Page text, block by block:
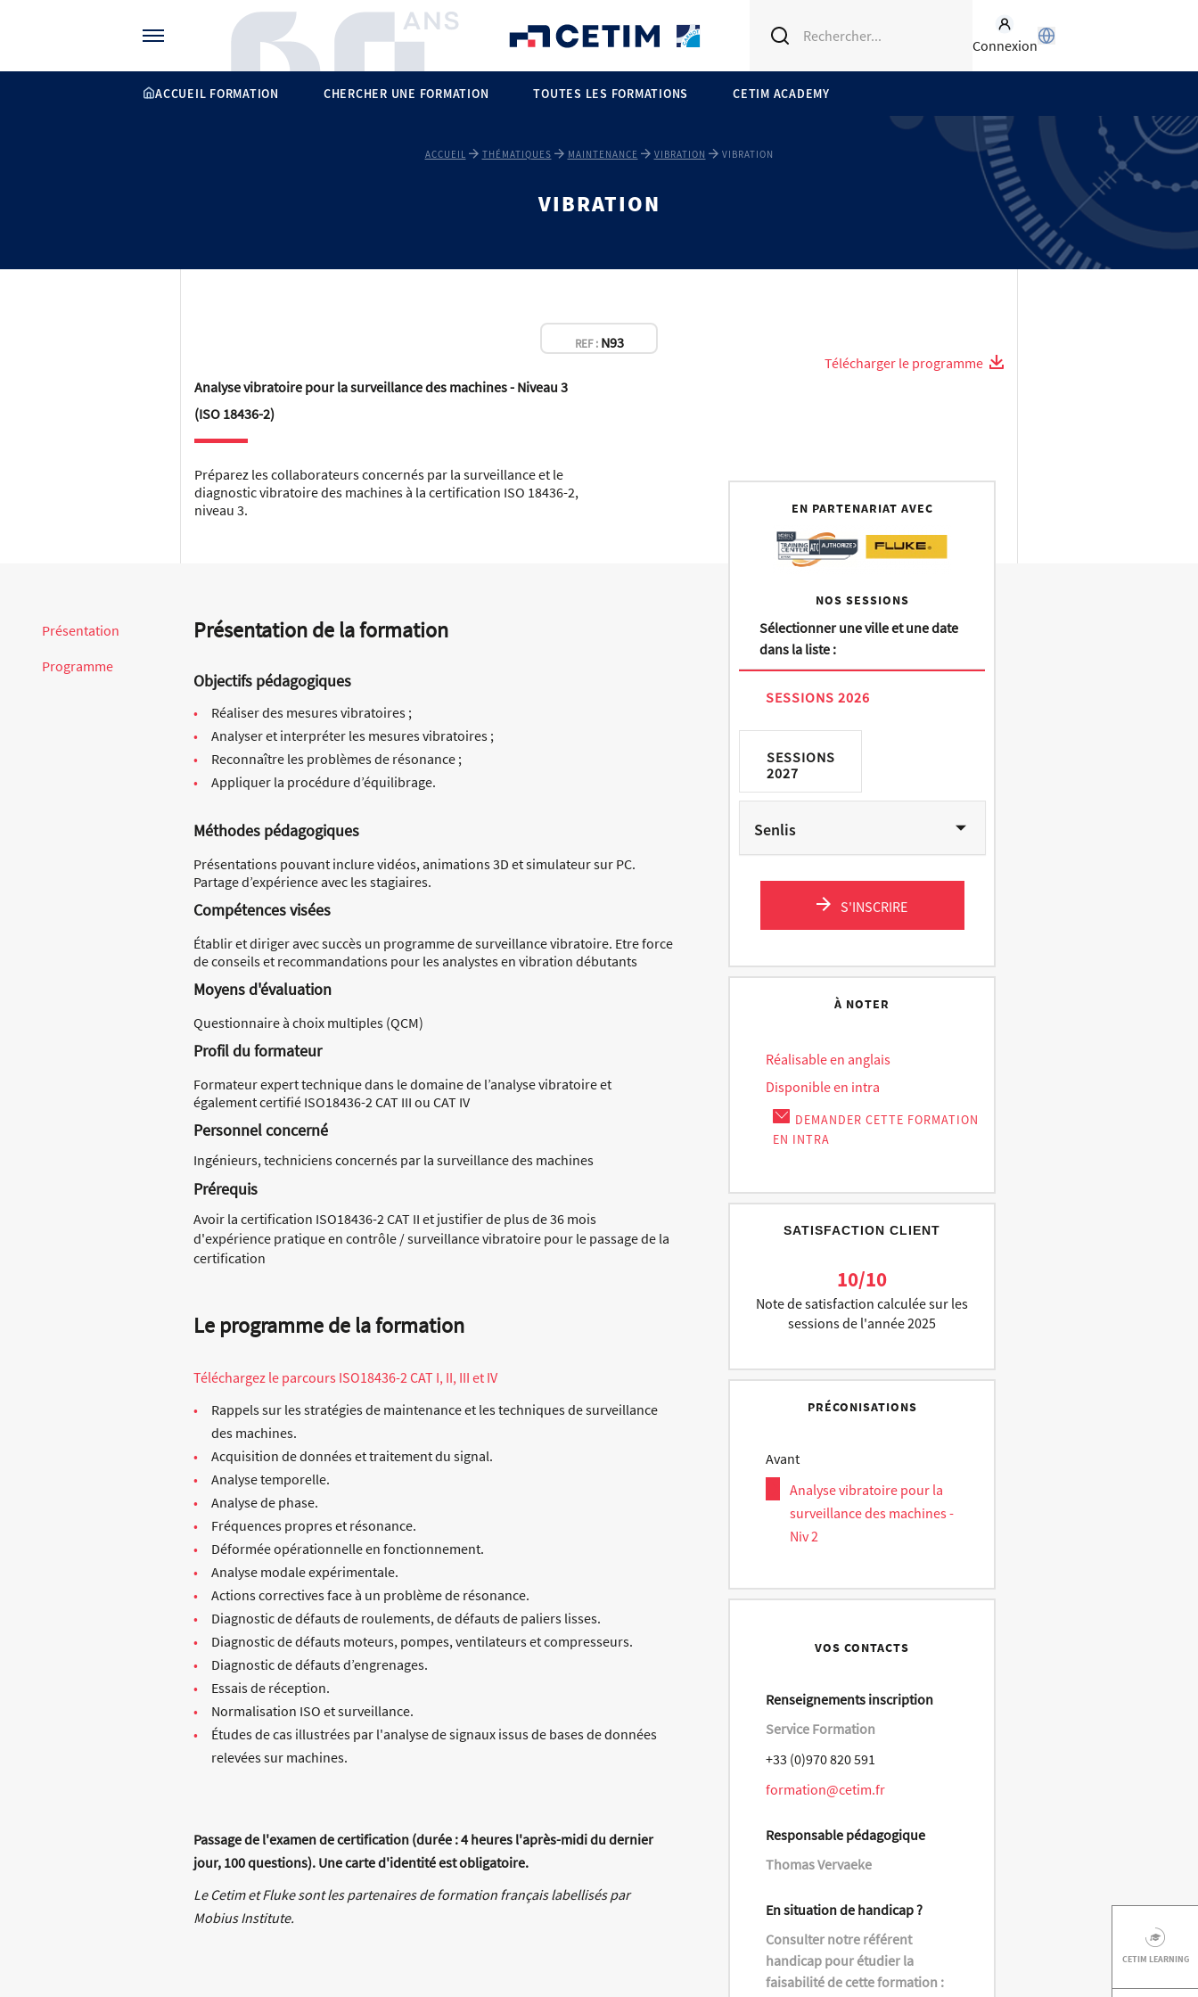
Connexion
ACCUEIL FORMATION CHERCHER UNE FORMATION TOUTES LES FORMATIONS CETIM ACADEMY
ACCUEIL THÉMATIQUES MAINTENANCE VIBRATION VIBRATION
VIBRATION
CETIM LEARNING
REF : N93
Analyse vibratoire pour la surveillance des machines - Niveau 3
(ISO 18436-2)
Préparez les collaborateurs concernés par la surveillance et le
diagnostic vibratoire des machines à la certification ISO 18436-2,
niveau 3.
Télécharger le programme
Présentation
Programme
Présentation de la formation
Objectifs pédagogiques
Réaliser des mesures vibratoires ;
Analyser et interpréter les mesures vibratoires ;
Reconnaître les problèmes de résonance ;
Appliquer la procédure d’équilibrage.
Méthodes pédagogiques
Présentations pouvant inclure vidéos, animations 3D et simulateur sur PC.
Partage d’expérience avec les stagiaires.
Compétences visées
Établir et diriger avec succès un programme de surveillance vibratoire. Etre force
de conseils et recommandations pour les analystes en vibration débutants
Moyens d'évaluation
Questionnaire à choix multiples (QCM)
Profil du formateur
Formateur expert technique dans le domaine de l’analyse vibratoire et
également certifié ISO18436-2 CAT III ou CAT IV
Personnel concerné
Ingénieurs, techniciens concernés par la surveillance des machines
Prérequis
Avoir la certification ISO18436-2 CAT II et justifier de plus de 36 mois
d'expérience pratique en contrôle / surveillance vibratoire pour le passage de la
certification
Le programme de la formation
Téléchargez le parcours ISO18436-2 CAT I, II, III et IV
Rappels sur les stratégies de maintenance et les techniques de surveillance
des machines.
Acquisition de données et traitement du signal.
Analyse temporelle.
Analyse de phase.
Fréquences propres et résonance.
Déformée opérationnelle en fonctionnement.
Analyse modale expérimentale.
Actions correctives face à un problème de résonance.
Diagnostic de défauts de roulements, de défauts de paliers lisses.
Diagnostic de défauts moteurs, pompes, ventilateurs et compresseurs.
Diagnostic de défauts d’engrenages.
Essais de réception.
Normalisation ISO et surveillance.
Études de cas illustrées par l'analyse de signaux issus de bases de données
relevées sur machines.
Passage de l'examen de certification (durée : 4 heures l'après-midi du dernier
jour, 100 questions). Une carte d'identité est obligatoire.
Le Cetim et Fluke sont les partenaires de formation français labellisés par
Mobius Institute.
EN PARTENARIAT AVEC
NOS SESSIONS
Sélectionner une ville et une date
dans la liste :
SESSIONS 2026
SESSIONS
2027
Senlis
S'INSCRIRE
À NOTER
Réalisable en anglais
Disponible en intra
DEMANDER CETTE FORMATION
EN INTRA
SATISFACTION CLIENT
10/10
Note de satisfaction calculée sur les
sessions de l'année 2025
PRÉCONISATIONS
Avant
Analyse vibratoire pour la
surveillance des machines -
Niv 2
VOS CONTACTS
Renseignements inscription
Service Formation
+33 (0)970 820 591
formation@cetim.fr
Responsable pédagogique
Thomas Vervaeke
En situation de handicap ?
Consulter notre référent
handicap pour étudier la
faisabilité de cette formation :